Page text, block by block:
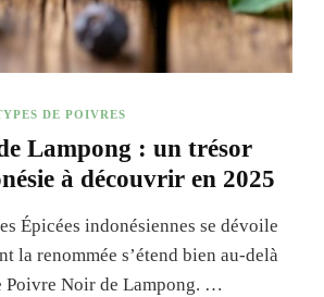
DE POIVRES
Lampong : un trésor
à découvrir en 2025
Épicées indonésiennes se dévoile
la renommée s’étend bien au-delà
Poivre Noir de Lampong. …